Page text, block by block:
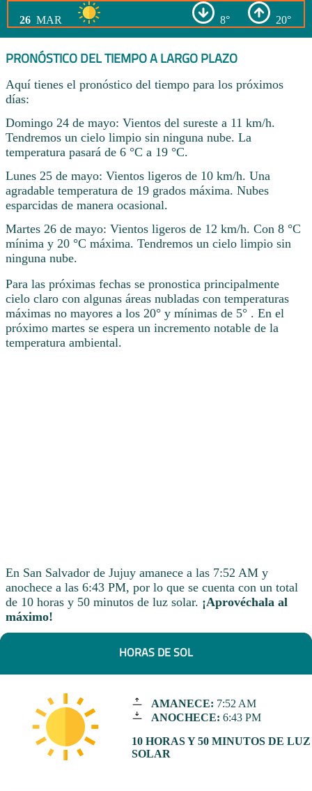
26 MAR 8° 20°
PRONÓSTICO DEL TIEMPO A LARGO PLAZO
Aquí tienes el pronóstico del tiempo para los próximos
días:
Domingo 24 de mayo: Vientos del sureste a 11 km/h.
Tendremos un cielo limpio sin ninguna nube. La
temperatura pasará de 6 °C a 19 °C.
Lunes 25 de mayo: Vientos ligeros de 10 km/h. Una
agradable temperatura de 19 grados máxima. Nubes
esparcidas de manera ocasional.
Martes 26 de mayo: Vientos ligeros de 12 km/h. Con 8 °C
mínima y 20 °C máxima. Tendremos un cielo limpio sin
ninguna nube.
Para las próximas fechas se pronostica principalmente
cielo claro con algunas áreas nubladas con temperaturas
máximas no mayores a los 20° y mínimas de 5° . En el
próximo martes se espera un incremento notable de la
temperatura ambiental.
En San Salvador de Jujuy amanece a las 7:52 AM y
anochece a las 6:43 PM, por lo que se cuenta con un total
de 10 horas y 50 minutos de luz solar. ¡Aprovéchala al
máximo!
HORAS DE SOL
AMANECE: 7:52 AM
ANOCHECE: 6:43 PM
10 HORAS Y 50 MINUTOS DE LUZ
SOLAR